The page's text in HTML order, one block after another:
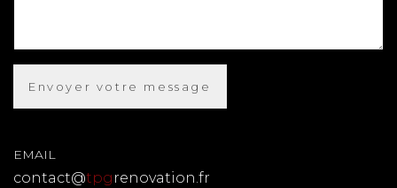
EMAIL
contact@tpg renovation.fr